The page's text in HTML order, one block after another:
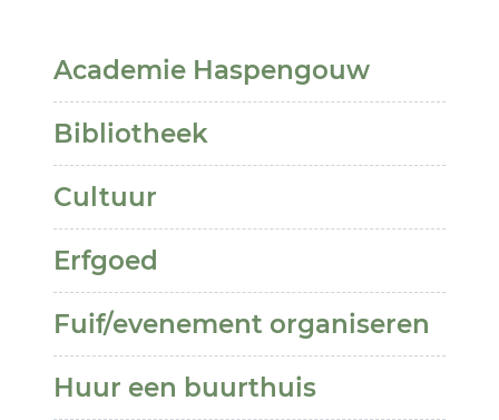
Thema's
Academie Haspengouw
Bibliotheek
Cultuur
Erfgoed
Fuif/evenement organiseren
Huur een buurthuis